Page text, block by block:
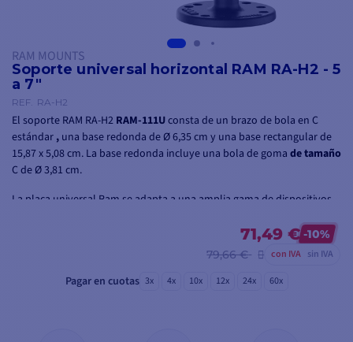
RAM MOUNTS
Soporte universal horizontal RAM RA-H2 - 5
a 7"
REF. RA-H2
El soporte RAM RA-H2 RAM-111Uconsta de un brazo de bola en C
estándar , una base redonda de Ø 6,35 cm y una base rectangular de
15,87 x 5,08 cm. La base redonda incluye una bola de goma de tamaño
C de Ø 3,81 cm.
La placa universal Ram se adapta a una amplia gama de dispositivos
Por supuesto, es posible taladrar agujeros en la placa para adaptarla
Consulte la lista no exhaustiva de dispositivos compatibles
71,49 € -10%
79,66 €
con IVA sin IVA
Pagar en cuotas 3x 4x 10x 12x 24x 60x